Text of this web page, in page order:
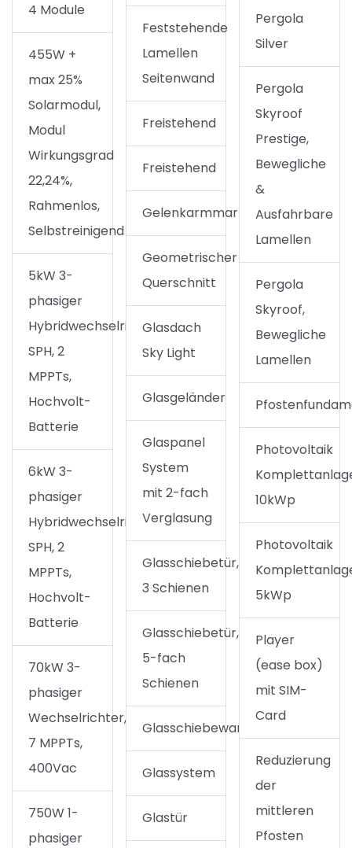
4 Module
455W +
max 25%
Solarmodul,
Modul
Wirkungsgrad
22,24%,
Rahmenlos,
Selbstreinigend
5kW 3-
phasiger
Hybridwechselrichter
SPH, 2
MPPTs,
Hochvolt-
Batterie
6kW 3-
phasiger
Hybridwechselrichter
SPH, 2
MPPTs,
Hochvolt-
Batterie
70kW 3-
phasiger
Wechselrichter,
7 MPPTs,
400Vac
750W 1-
phasiger
Feststehende
Lamellen
Seitenwand
Freistehend
Freistehend
Gelenkarmmarkise
Geometrischer
Querschnitt
Glasdach
Sky Light
Glasgeländer
Glaspanel
System
mit 2-fach
Verglasung
Glasschiebetür,
3 Schienen
Glasschiebetür,
5-fach
Schienen
Glasschiebewand
Glassystem
Glastür
Pergola
Silver
Pergola
Skyroof
Prestige,
Bewegliche
&
Ausfahrbare
Lamellen
Pergola
Skyroof,
Bewegliche
Lamellen
Photovoltaik
10kWp
Photovoltaik
5kWp
Player
(ease box)
mit SIM-
Card
Reduzierung
der
mittleren
Pfosten